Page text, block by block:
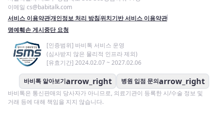
이메일 cs@babitalk.com
서비스 이용약관개인정보 처리 방침위치기반 서비스 이용약관
명예훼손 게시중단 요청
[인증범위] 바비톡 서비스 운영
(심사받지 않은 물리적 인프라 제외)
[유효기간] 2024.02.07 ~ 2027.02.06
바비톡 알아보기arrow_right 병원 입점 문의arrow_right
바비톡은 통신판매의 당사자가 아니므로, 의료기관이 등록한 시/수술 정보 및
거래 등에 대해 책임을 지지 않습니다.